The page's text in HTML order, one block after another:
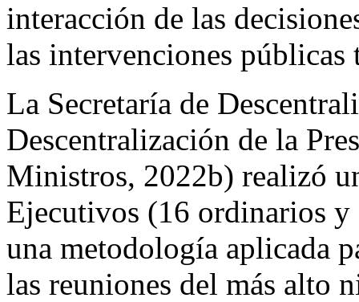
interacción de las
las intervenciones públicas
La Secretaría de
Descentralización de la
Ministros, 2022b) realizó
Ejecutivos (16 ordinarios y
una metodología aplicada
las reuniones del más alto